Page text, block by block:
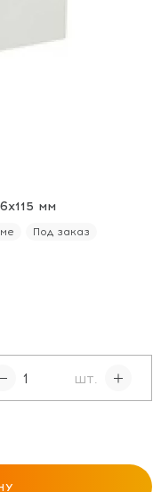
мм
Под заказ
шт.